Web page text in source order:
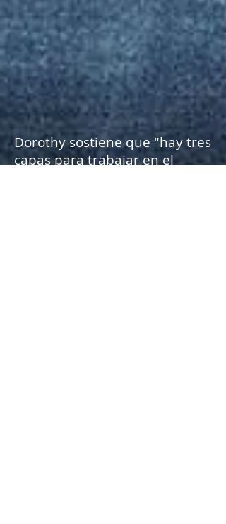
Dorothy sostiene que "hay tres
capas para trabajar en el